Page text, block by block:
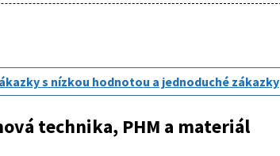
s nízkou hodnotou a jednoduché zákazky
technika, PHM a materiál